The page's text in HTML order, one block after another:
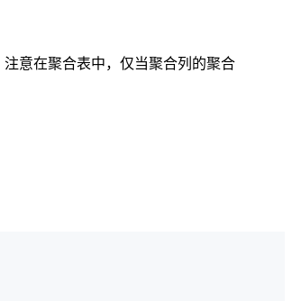
意在聚合表中，仅当聚合列的聚合